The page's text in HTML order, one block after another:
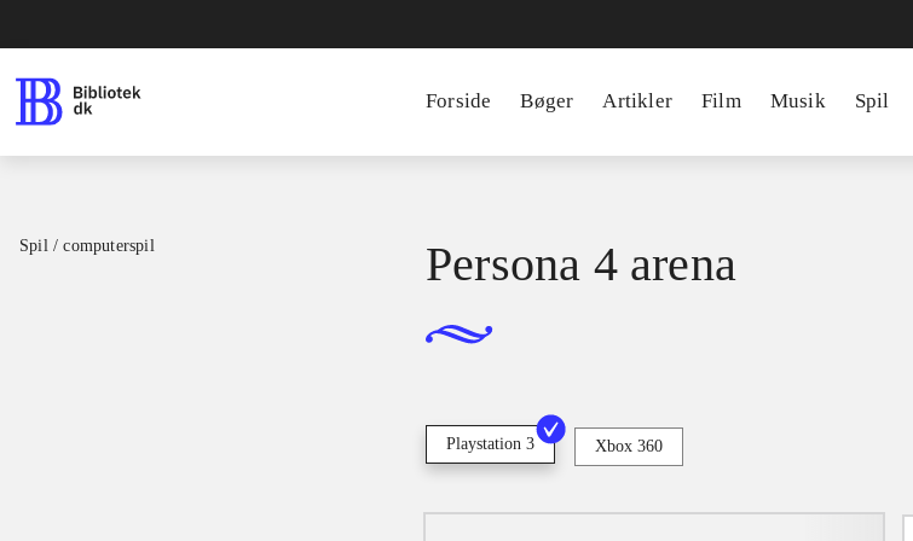
Forside Bøger Artikler Film Musik Spil
Spil / computerspil Persona 4 arena
Playstation 3 Xbox 360